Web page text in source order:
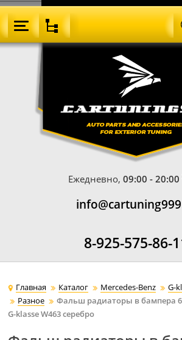
Ежедневно,09:00 - 20:00
8-925-575-86-
Главная Каталог Mercedes-Benz G-
Разное
Фальш радиаторы в бампера
G-klasse W463 серебро